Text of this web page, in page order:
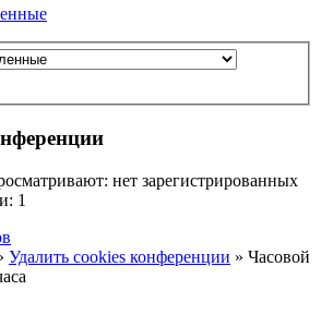
нет зарегистрированных
1
Удалить cookies конференции » Часовой